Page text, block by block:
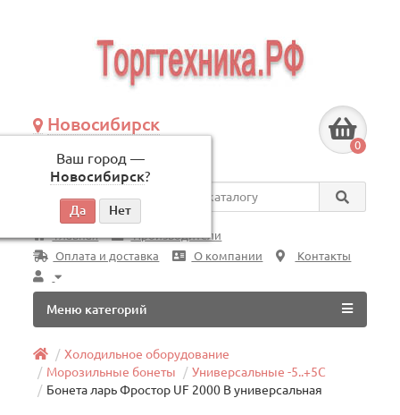
Новосибирск
Ваш город —
Новосибирск?
по будням, с 09:00 до 18:00
0
Везде
Главная
Производители
Оплата и доставка
О компании Контакты
Меню категорий
Холодильное оборудование
Морозильные бонеты
Универсальные -5..+5C
Бонета ларь Фростор UF 2000 B универсальная